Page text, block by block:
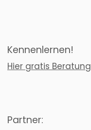
Kennenlernen!
Hier gratis Beratung
Partner: